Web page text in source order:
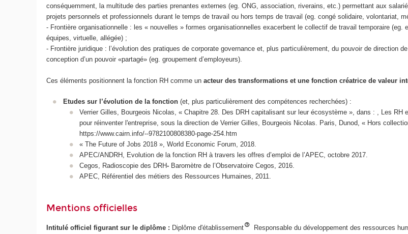
conséquemment, la multitude des parties prenantes externes (eg. ONG, association, riverains, etc.) permettant aux
projets personnels et professionnels durant le temps de travail ou hors temps de travail (eg. congé solidaire, volontariat,
- Frontière organisationnelle : les « nouvelles » formes organisationnelles exacerbent le collectif de travail temporaire (eg.
équipes, virtuelle, allégée) ;
- Frontière juridique : l’évolution des pratiques de corporate governance et, plus particulièrement, du pouvoir de direction
conception d’un pouvoir «partagé» (eg. groupement d’employeurs).
Ces éléments positionnent la fonction RH comme unacteur des transformations et une fonction créatrice de valeur
Etudes sur l’évolution de la fonction (et, plus particulièrement des compétences recherchées) :
Verrier Gilles, Bourgeois Nicolas, « Chapitre 28. Des DRH capitalisant sur leur écosystème », dans : , Les RH
pour réinventer l'entreprise, sous la direction de Verrier Gilles, Bourgeois Nicolas. Paris, Dunod, « Hors
https://www.cairn.info/--9782100808380-page-254.htm
« The Future of Jobs 2018 », World Economic Forum, 2018.
APEC/ANDRH, Evolution de la fonction RH à travers les offres d’emploi de l’APEC, octobre 2017.
Cegos, Radioscopie des DRH- Baromètre de l’Observatoire Cegos, 2016.
APEC, Référentiel des métiers des Ressources Humaines, 2011.
Mentions officielles
Intitulé officiel figurant sur le diplôme : Diplôme d'établissement
Responsable du développement des ressources